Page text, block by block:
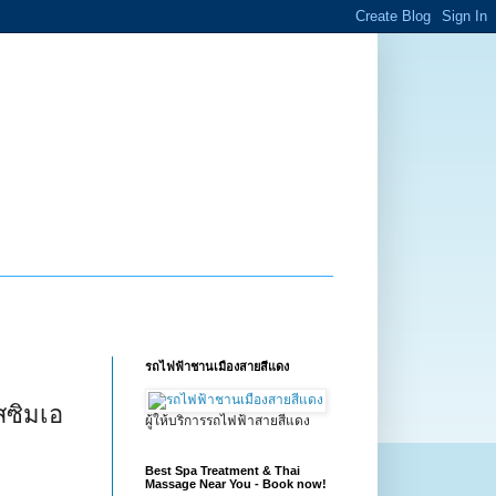
ซิมเอ
รถไฟฟ้าชานเมืองสายสีแดง
ผู้ให้บริการรถไฟฟ้าสายสีแดง
Best Spa Treatment & Thai
Massage Near You - Book now!